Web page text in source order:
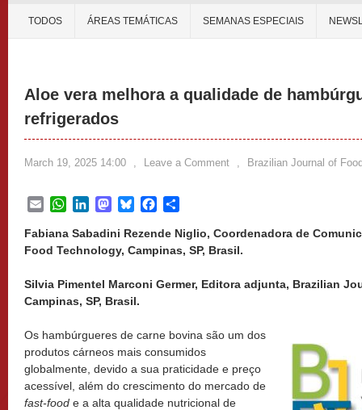
TODOS ÁREAS TEMÁTICAS SEMANAS ESPECIAIS
Aloe vera melhora a qualidade de
refrigerados
March 19, 2025 14:00 , Leave a Comment , Brazilian Journal of
EmailWhatsApp
LinkedInMastodon
BlueskyFacebook
Fabiana Sabadini Rezende Niglio, Coordenadora de
Food Technology, Campinas, SP, Brasil.
Silvia Pimentel Marconi Germer, Editora adjunta, Brazilian
Campinas, SP, Brasil.
Os hambúrgueres de carne bovina são um dos
produtos cárneos mais consumidos
globalmente, devido a sua praticidade e preço
acessível, além do crescimento do mercado de
fast-food e a alta qualidade nutricional de